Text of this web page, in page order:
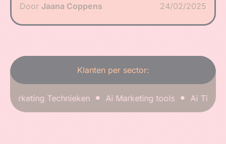
Door Jaana Coppens 24/02/2025
Klanten per sector:
Technieken Ai Marketing tools Ai Tips &